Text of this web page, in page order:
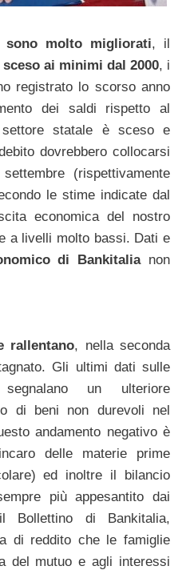
molto migliorati, il
ai minimi dal 2000, i
registrato lo scorso anno
dei saldi rispetto al
statale è sceso e
dovrebbero collocarsi
(rispettivamente
le stime indicate dal
economica del nostro
a livelli molto bassi. Dati e
di Bankitalianon
rallentano, nella seconda
Gli ultimi dati sulle
un ulteriore
di beni non durevoli nel
andamento negativo è
delle materie prime
ed inoltre il bilancio
più appesantito dai
Bollettino di Bankitalia,
di reddito che le famiglie
del mutuo e agli interessi